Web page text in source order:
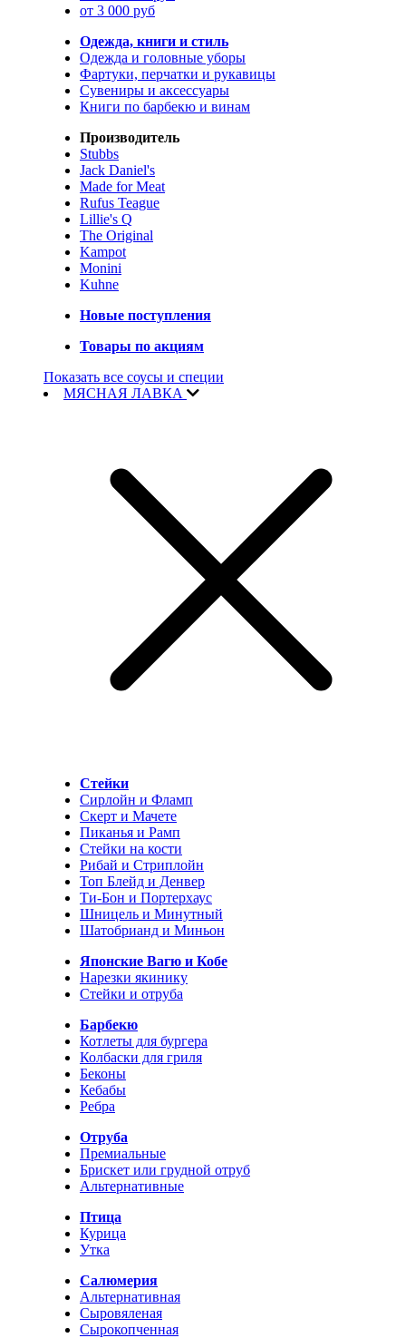
от 3 000 руб
Одежда, книги и стиль
Одежда и головные уборы
Фартуки, перчатки и рукавицы
Сувениры и аксессуары
Книги по барбекю и винам
Производитель
Stubbs
Jack Daniel's
Made for Meat
Rufus Teague
Lillie's Q
The Original
Kampot
Monini
Kuhne
Новые поступления
Товары по акциям
Показать все соусы и специи
МЯСНАЯ ЛАВКА
Стейки
Сирлойн и Фламп
Скерт и Мачете
Пиканья и Рамп
Стейки на кости
Рибай и Стриплойн
Топ Блейд и Денвер
Ти-Бон и Портерхаус
Шницель и Минутный
Шатобрианд и Миньон
Японские Вагю и Кобе
Нарезки якинику
Стейки и отруба
Барбекю
Котлеты для бургера
Колбаски для гриля
Беконы
Кебабы
Ребра
Отруба
Премиальные
Брискет или грудной отруб
Альтернативные
Птица
Курица
Утка
Салюмерия
Альтернативная
Сыровяленая
Сырокопченная